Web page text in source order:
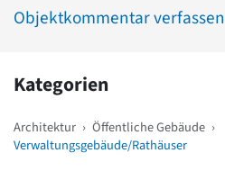
Objektkommentar verfassen
Kategorien
Architektur › Öffentliche Gebäude ›
Verwaltungsgebäude/Rathäuser